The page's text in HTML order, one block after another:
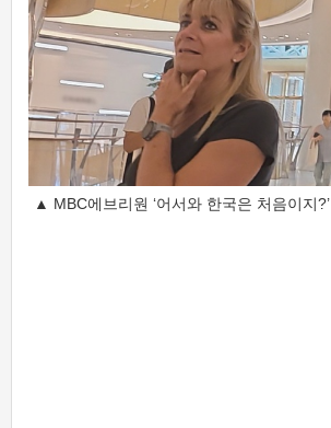
▲ MBC에브리원 ‘어서와 한국은 처음이지?’